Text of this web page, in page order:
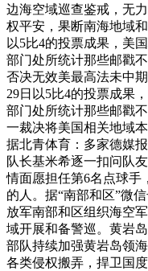
边海空域巡查鉴戒，无
权平安，果断南海地域
以5比4的投票成果，美
部门处所统计那些邮戳
否决无效美最高法未中
29日以5比4的投票成果
部门处所统计那些邮戳
一裁决将美国相关地域
据北青体育：多家德媒
队长基米希逐一扣问队
情面愿担任第6名点球手
的人。据“南部和区”微
放军南部和区组织海空
域开展和备警巡。黄岩
部队持续加强黄岩岛领
各类侵权搬弄，捍卫国